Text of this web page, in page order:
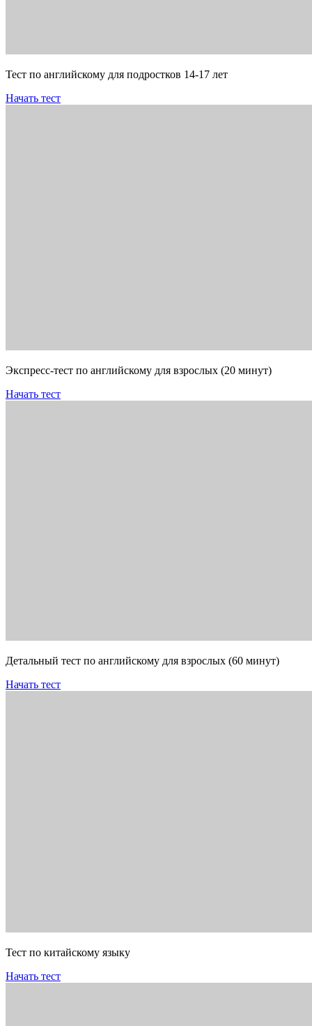
Тест по английскому для подростков 14-17 лет
Начать тест
Экспресс-тест по английскому для взрослых (20 минут)
Начать тест
Детальный тест по английскому для взрослых (60 минут)
Начать тест
Тест по китайскому языку
Начать тест